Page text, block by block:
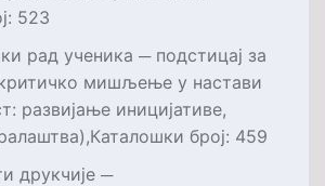
523
рад ученика ─ подстицај за
мишљење у настави
развијање иницијативе,
,Каталошки број: 459
друкчије ─